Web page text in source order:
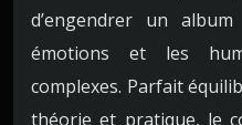
d’engendrer un
émotions et les
complexes. Parfait
théorie et pratique, le